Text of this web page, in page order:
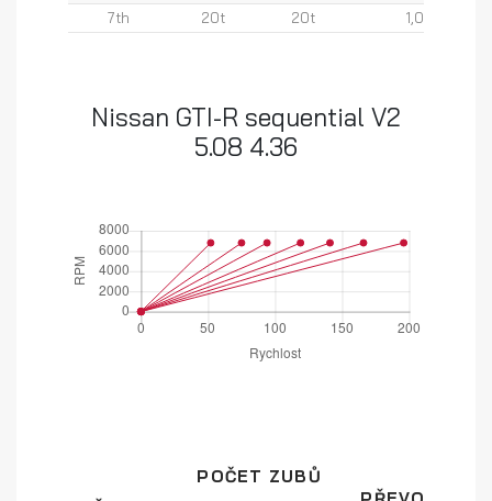
7th
20t 20t 1,00
Nissan GTI-R sequential V2
5.08 4.36
POČET ZUBŮ